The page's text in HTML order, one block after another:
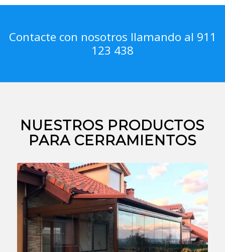
Contacte con nosotros llamando al 911
123 438
NUESTROS PRODUCTOS
PARA CERRAMIENTOS